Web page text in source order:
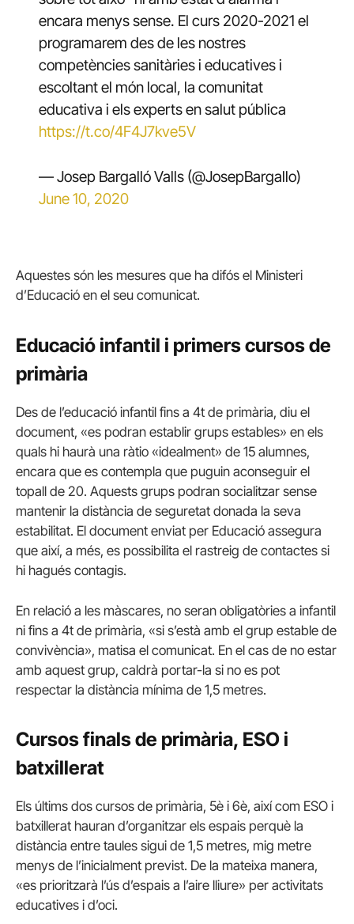
encara menys sense. El curs 2020-2021 el
programarem des de les nostres
competències sanitàries i educatives i
escoltant el món local, la comunitat
educativa i els experts en salut pública
https://t.co/4F4J7kve5V
— Josep Bargalló Valls (@JosepBargallo)
June 10, 2020
Aquestes són les mesures que ha difós el Ministeri
d’Educació en el seu comunicat.
Educació infantil i primers cursos de
primària
Des de l’educació infantil fins a 4t de primària, diu el
document, «es podran establir grups estables» en els
quals hi haurà una ràtio «idealment» de 15 alumnes,
encara que es contempla que puguin aconseguir el
topall de 20. Aquests grups podran socialitzar sense
mantenir la distància de seguretat donada la seva
estabilitat. El document enviat per Educació assegura
que així, a més, es possibilita el rastreig de contactes si
hi hagués contagis.
En relació a les màscares, no seran obligatòries a infantil
ni fins a 4t de primària, «si s’està amb el grup estable de
convivència», matisa el comunicat. En el cas de no estar
amb aquest grup, caldrà portar-la si no es pot
respectar la distància mínima de 1,5 metres.
Cursos finals de primària, ESO i
batxillerat
Els últims dos cursos de primària, 5è i 6è, així com ESO i
batxillerat hauran d’organitzar els espais perquè la
distància entre taules sigui de 1,5 metres, mig metre
menys de l’inicialment previst. De la mateixa manera,
«es prioritzarà l’ús d’espais a l’aire lliure» per activitats
educatives i d’oci.